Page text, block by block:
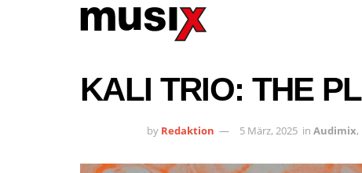
KALI TRIO: THE
by Redaktion 5 März, 2025 in Audimix,